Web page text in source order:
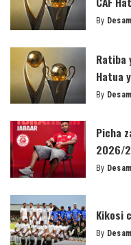
Posted
By
Ratiba
Hatua
Posted
By
Picha
2026/
Posted
By
Kikosi
Posted
By